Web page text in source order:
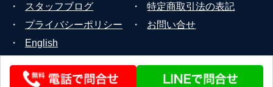
・
スタッフブログ ・
特定商取引法の表記
・
プライバシーポリシー ・
お問い合せ
・
English
© 2026 STEERLINK Co.,Ltd